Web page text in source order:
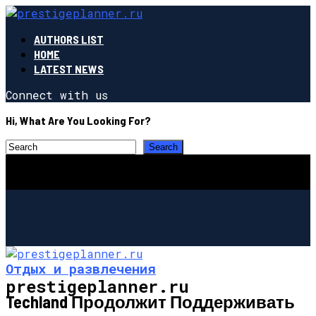
AUTHORS LIST
HOME
LATEST NEWS
Connect with us
Hi, What Are You Looking For?
prestigeplanner.ru
Отдых и развлечения
Techland Продолжит Поддерживать